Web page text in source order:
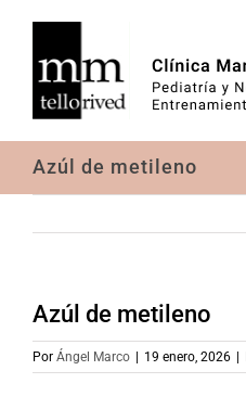
contenido
Azúl de metileno
Azúl de metileno
Por Ángel Marco 19 enero, 2026